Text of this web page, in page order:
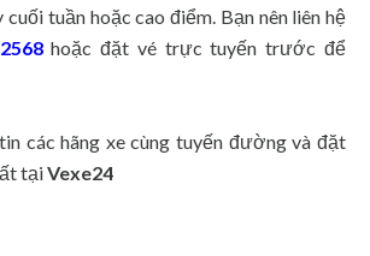
cuối tuần hoặc cao điểm. Bạn nên liên hệ
hoặc đặt vé trực tuyến trước để
các hãng xe cùng tuyến đường và đặt
tạiVexe24